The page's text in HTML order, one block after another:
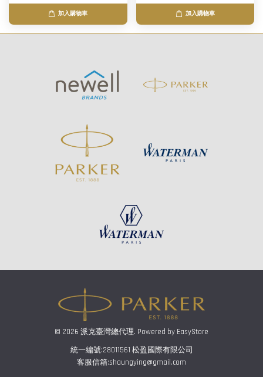
加入購物車 加入購物車
© 2026 派克臺灣總代理. Powered by EasyStore
統一編號:28011561 松盈國際有限公司
客服信箱:shaungying@gmail.com